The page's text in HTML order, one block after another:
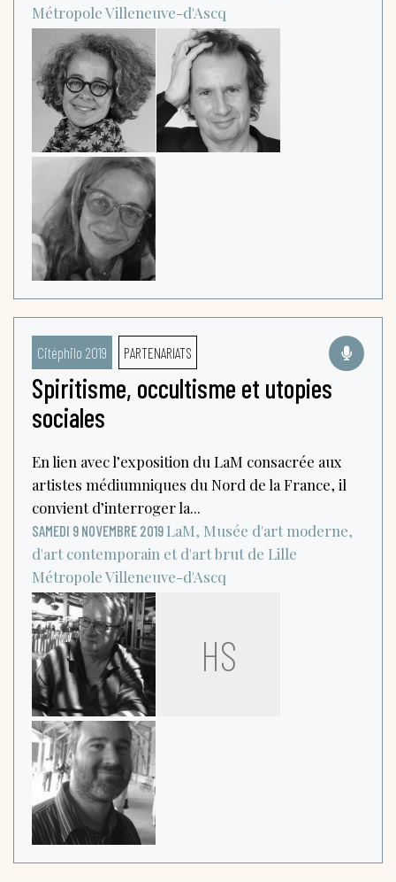
MétropoleVilleneuve-d'Ascq
Citéphilo 2019 PARTENARIATS
Spiritisme, occultisme et utopies
sociales
En lien avec l’exposition du LaM consacrée aux
artistes médiumniques du Nord de la France, il
convient d’interroger la...
SAMEDI 9 NOVEMBRE 2019 LaM, Musée d'art moderne,
d'art contemporain et d'art brut de Lille
MétropoleVilleneuve-d'Ascq
HS